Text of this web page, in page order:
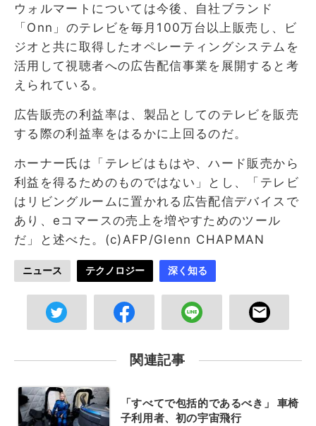
ウォルマートについては今後、自社ブランド
「Onn」のテレビを毎月100万台以上販売し、ビ
ジオと共に取得したオペレーティングシステムを
活用して視聴者への広告配信事業を展開すると考
えられている。
広告販売の利益率は、製品としてのテレビを販売
する際の利益率をはるかに上回るのだ。
ホーナー氏は「テレビはもはや、ハード販売から
利益を得るためのものではない」とし、「テレビ
はリビングルームに置かれる広告配信デバイスで
あり、eコマースの売上を増やすためのツール
だ」と述べた。(c)AFP/Glenn CHAPMAN
ニュース テクノロジー 深く知る
関連記事
「すべてで包括的であるべき」 車椅
子利用者、初の宇宙飛行